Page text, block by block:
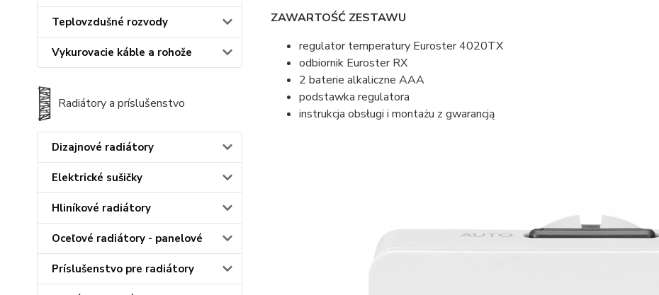
Teplovzdušné rozvody
Vykurovacie káble a rohože
Radiátory a príslušenstvo
Dizajnové radiátory
Elektrické sušičky
Hliníkové radiátory
Oceľové radiátory - panelové
Príslušenstvo pre radiátory
ZAWARTOŚĆ ZESTAWU
regulator temperatury Euroster 4020TX
odbiornik Euroster RX
2 baterie alkaliczne AAA
podstawka regulatora
instrukcja obsługi i montażu z gwarancją